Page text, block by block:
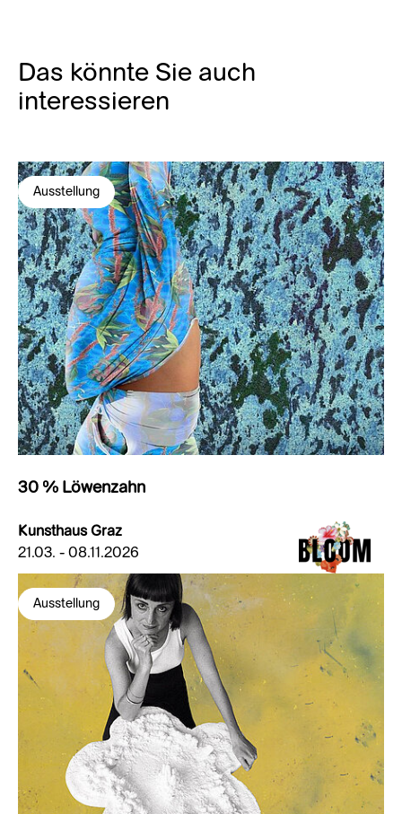
Das könnte Sie auch
interessieren
Ausstellung
30 % Löwenzahn
Kunsthaus Graz
21.03. - 08.11.2026
Ausstellung